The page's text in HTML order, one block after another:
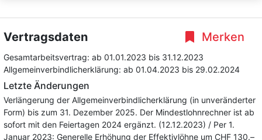
Merken
Vertragsdaten
Gesamtarbeitsvertrag: ab 01.01.2023 bis 31.12.2023
Allgemeinverbindlicherklärung: ab 01.04.2023 bis 29.02.2024
Letzte Änderungen
Verlängerung der Allgemeinverbindlicherklärung (in unveränderter
Form) bis zum 31. Dezember 2025. Der Mindestlohnrechner ist ab
sofort mit den Feiertagen 2024 ergänzt. (12.12.2023) / Per 1.
Januar 2023: Generelle Erhöhung der Effektivlöhne um CHF 130.–